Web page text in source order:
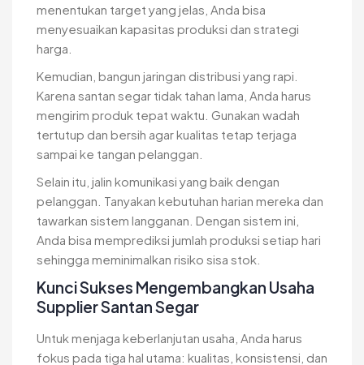
menentukan target yang jelas, Anda bisa
menyesuaikan kapasitas produksi dan strategi
harga.
Kemudian, bangun jaringan distribusi yang rapi.
Karena santan segar tidak tahan lama, Anda harus
mengirim produk tepat waktu. Gunakan wadah
tertutup dan bersih agar kualitas tetap terjaga
sampai ke tangan pelanggan.
Selain itu, jalin komunikasi yang baik dengan
pelanggan. Tanyakan kebutuhan harian mereka dan
tawarkan sistem langganan. Dengan sistem ini,
Anda bisa memprediksi jumlah produksi setiap hari
sehingga meminimalkan risiko sisa stok.
Kunci Sukses Mengembangkan Usaha
Supplier Santan Segar
Untuk menjaga keberlanjutan usaha, Anda harus
fokus pada tiga hal utama: kualitas, konsistensi, dan